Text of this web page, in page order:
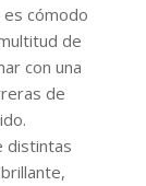
cómodo
de
con una
de
distintas